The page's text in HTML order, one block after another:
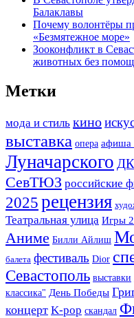
Балаклавы
Почему волонтёры
«Безмятежное море»
Зооконфликт в
животных без
Метки
мода и стиль кино
выставка опера афиша
Луначарского
СевТЮЗ российские
2025рецензия
Театральная улица Игры
Аниме Билли Айлиш
балета фестиваль Dior
Севастополь выставки
классика" День Победы
концерт K-pop скандал